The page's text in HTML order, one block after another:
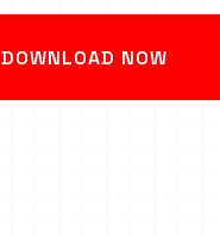
DOWNLOAD NOW